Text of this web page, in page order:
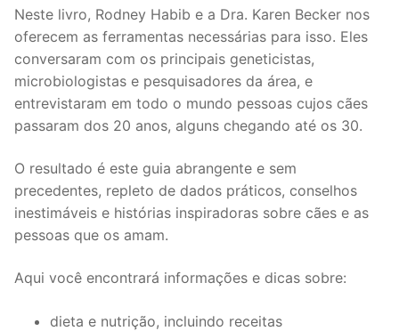
Neste livro, Rodney Habib e a Dra. Karen Becker nos
oferecem as ferramentas necessárias para isso. Eles
conversaram com os principais geneticistas,
microbiologistas e pesquisadores da área, e
entrevistaram em todo o mundo pessoas cujos cães
passaram dos 20 anos, alguns chegando até os 30.
O resultado é este guia abrangente e sem
precedentes, repleto de dados práticos, conselhos
inestimáveis e histórias inspiradoras sobre cães e as
pessoas que os amam.
Aqui você encontrará informações e dicas sobre:
dieta e nutrição, incluindo receitas